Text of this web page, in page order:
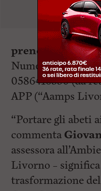
prenotazione
Numero verde
0586416350 (da
APP (“Aamps
“Portare gli abeti
commenta
assessora
Livorno –
trasformazione